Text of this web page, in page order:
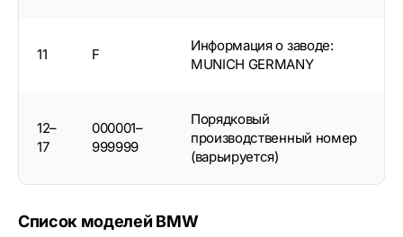
11 F
Информация о заводе:
MUNICH GERMANY
12–
17
000001–
999999
Порядковый
производственный номер
(варьируется)
Список моделей BMW